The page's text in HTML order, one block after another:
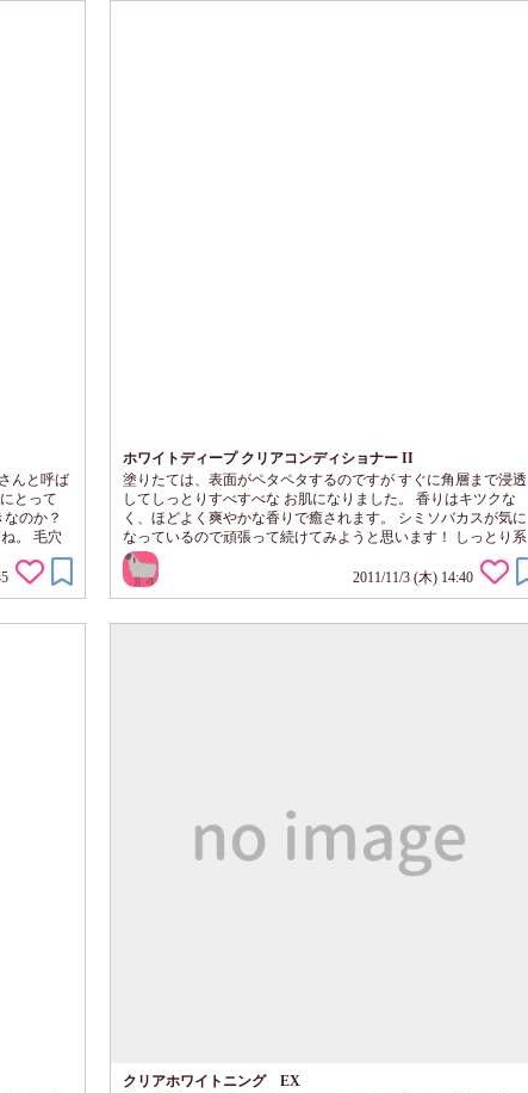
んと呼ば
とって
のか？
。 毛穴
中のお化
イエーイ
この商品
ホワイトディープ クリアコンディショナー II
塗りたては、表面がペタペタするのですが すぐに角層まで浸透
してしっとりすべすべな お肌になりました。 香りはキツクな
く、ほどよく爽やかな香りで癒されます。 シミソバカスが気に
なっているので頑張って続けてみようと思います！ しっとり系
化粧水ですが、インナードライ気味の脂性肌、混合肌の人に オ
ヌヌメです！！
2011/11/3 (木) 14:40
クリアホワイトニング EX